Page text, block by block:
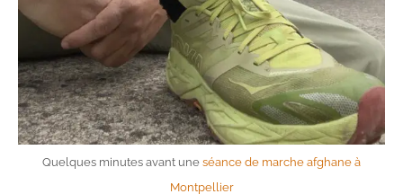
Quelques minutes avant une séance de marche afghane à
Montpellier